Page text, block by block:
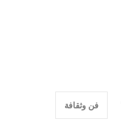
فن وثقافة